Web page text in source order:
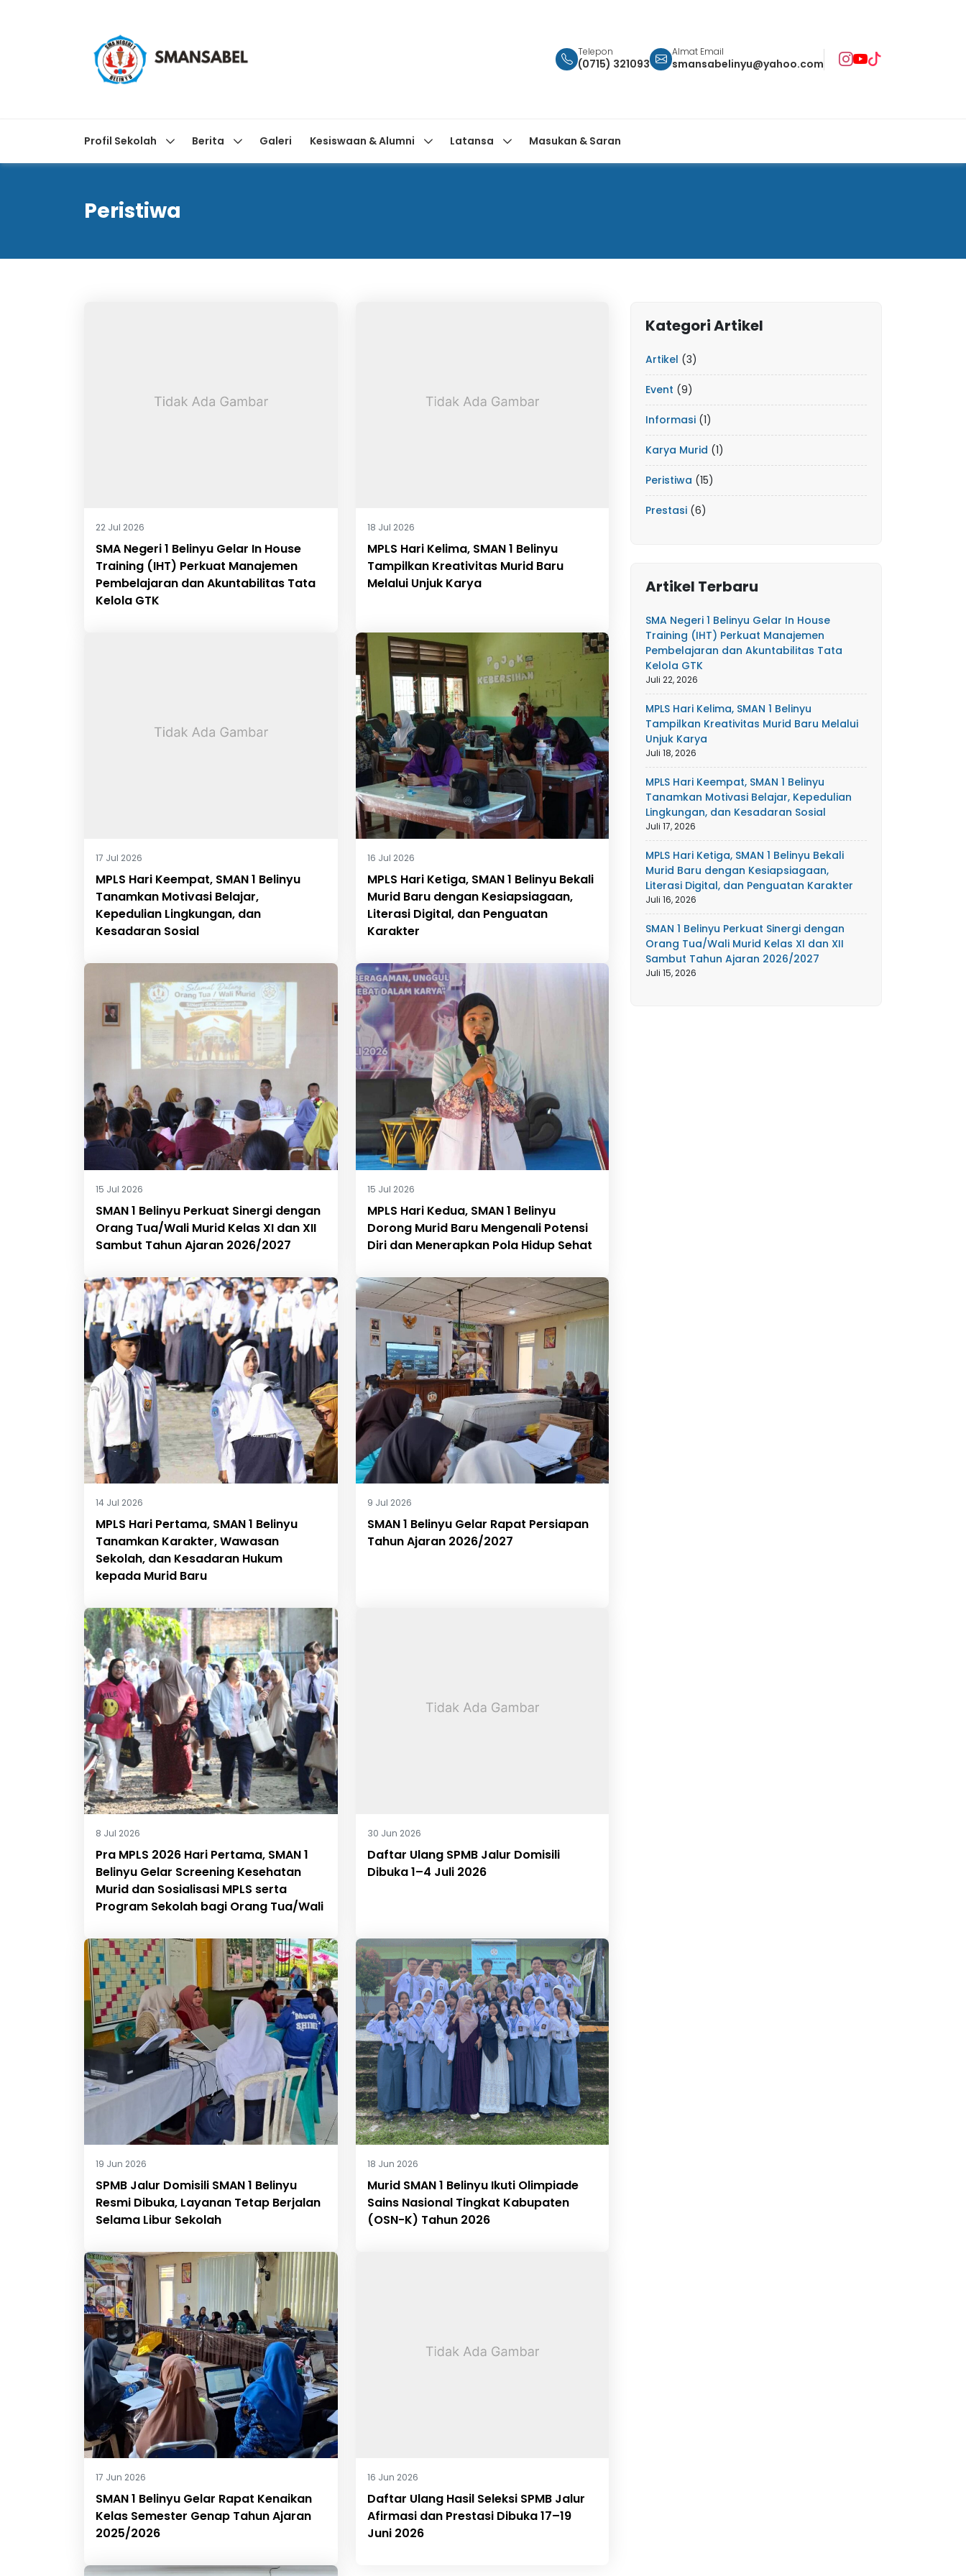
Telepon
(0715) 321093
Almat Email
smansabelinyu@yahoo.com
Profil Sekolah Berita Galeri Kesiswaan & Alumni Latansa Masukan & Saran
Peristiwa
22 Jul 2026
SMA Negeri 1 Belinyu Gelar In House
Training (IHT) Perkuat Manajemen
Pembelajaran dan Akuntabilitas Tata
Kelola GTK
18 Jul 2026
MPLS Hari Kelima, SMAN 1 Belinyu
Tampilkan Kreativitas Murid Baru
Melalui Unjuk Karya
17 Jul 2026
MPLS Hari Keempat, SMAN 1 Belinyu
Tanamkan Motivasi Belajar,
Kepedulian Lingkungan, dan
Kesadaran Sosial
16 Jul 2026
MPLS Hari Ketiga, SMAN 1 Belinyu Bekali
Murid Baru dengan Kesiapsiagaan,
Literasi Digital, dan Penguatan
Karakter
15 Jul 2026
SMAN 1 Belinyu Perkuat Sinergi dengan
Orang Tua/Wali Murid Kelas XI dan XII
Sambut Tahun Ajaran 2026/2027
15 Jul 2026
MPLS Hari Kedua, SMAN 1 Belinyu
Dorong Murid Baru Mengenali Potensi
Diri dan Menerapkan Pola Hidup Sehat
14 Jul 2026
MPLS Hari Pertama, SMAN 1 Belinyu
Tanamkan Karakter, Wawasan
Sekolah, dan Kesadaran Hukum
kepada Murid Baru
9 Jul 2026
SMAN 1 Belinyu Gelar Rapat Persiapan
Tahun Ajaran 2026/2027
8 Jul 2026
Pra MPLS 2026 Hari Pertama, SMAN 1
Belinyu Gelar Screening Kesehatan
Murid dan Sosialisasi MPLS serta
Program Sekolah bagi Orang Tua/Wali
30 Jun 2026
Daftar Ulang SPMB Jalur Domisili
Dibuka 1–4 Juli 2026
19 Jun 2026
SPMB Jalur Domisili SMAN 1 Belinyu
Resmi Dibuka, Layanan Tetap Berjalan
Selama Libur Sekolah
18 Jun 2026
Murid SMAN 1 Belinyu Ikuti Olimpiade
Sains Nasional Tingkat Kabupaten
(OSN-K) Tahun 2026
17 Jun 2026
SMAN 1 Belinyu Gelar Rapat Kenaikan
Kelas Semester Genap Tahun Ajaran
2025/2026
16 Jun 2026
Daftar Ulang Hasil Seleksi SPMB Jalur
Afirmasi dan Prestasi Dibuka 17–19
Juni 2026
Kategori Artikel
Artikel (3)
Event (9)
Informasi (1)
Karya Murid (1)
Peristiwa (15)
Prestasi (6)
Artikel Terbaru
SMA Negeri 1 Belinyu Gelar In House
Training (IHT) Perkuat Manajemen
Pembelajaran dan Akuntabilitas Tata
Kelola GTK
Juli 22, 2026
MPLS Hari Kelima, SMAN 1 Belinyu
Tampilkan Kreativitas Murid Baru Melalui
Unjuk Karya
Juli 18, 2026
MPLS Hari Keempat, SMAN 1 Belinyu
Tanamkan Motivasi Belajar, Kepedulian
Lingkungan, dan Kesadaran Sosial
Juli 17, 2026
MPLS Hari Ketiga, SMAN 1 Belinyu Bekali
Murid Baru dengan Kesiapsiagaan,
Literasi Digital, dan Penguatan Karakter
Juli 16, 2026
SMAN 1 Belinyu Perkuat Sinergi dengan
Orang Tua/Wali Murid Kelas XI dan XII
Sambut Tahun Ajaran 2026/2027
Juli 15, 2026